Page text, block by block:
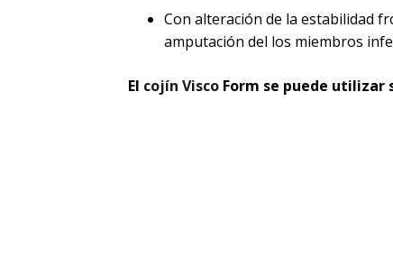
Con alteración de la estabilidad
amputación del los miembros
El cojín Visco Form se puede utilizar